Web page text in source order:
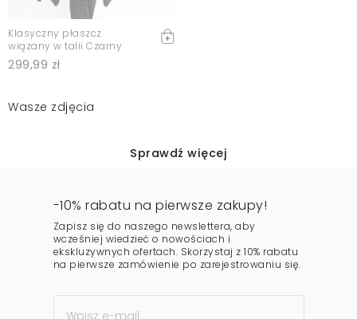
Klasyczny płaszcz
wiązany w talii Czarny
299,99 zł
Wasze zdjęcia
Sprawdź więcej
-10% rabatu na pierwsze zakupy!
Zapisz się do naszego newslettera, aby
wcześniej wiedzieć o nowościach i
ekskluzywnych ofertach. Skorzystaj z 10% rabatu
na pierwsze zamówienie po zarejestrowaniu się.